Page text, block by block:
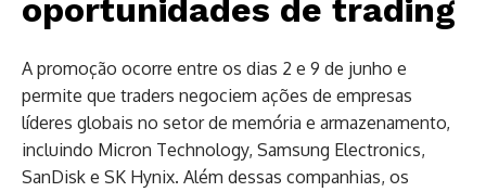
oportunidades de trading
A promoção ocorre entre os dias 2 e 9 de junho e
permite que traders negociem ações de empresas
líderes globais no setor de memória e armazenamento,
incluindo Micron Technology, Samsung Electronics,
SanDisk e SK Hynix. Além dessas companhias, os